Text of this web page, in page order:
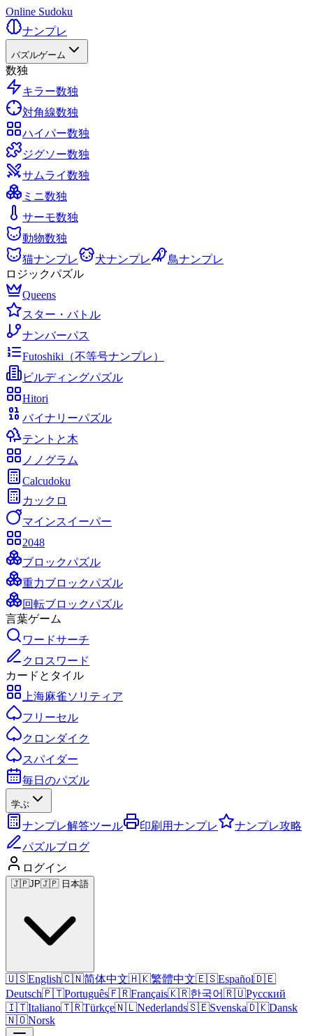
Online Sudoku
ナンプレ
パズルゲーム
数独
キラー数独
対角線数独
ハイパー数独
ジグソー数独
サムライ数独
ミニ数独
サーモ数独
動物数独
猫ナンプレ
犬ナンプレ
鳥ナンプレ
ロジックパズル
Queens
スター・バトル
ナンバーパス
Futoshiki（不等号ナンプレ）
ビルディングパズル
Hitori
バイナリーパズル
テントと木
ノノグラム
Calcudoku
カックロ
マインスイーパー
2048
ブロックパズル
重力ブロックパズル
回転ブロックパズル
言葉ゲーム
ワードサーチ
クロスワード
カードとタイル
上海麻雀ソリティア
フリーセル
クロンダイク
スパイダー
毎日のパズル
学ぶ
ナンプレ解答ツール 印刷用ナンプレ
ナンプレ攻略
パズルブログ
ログイン
🇯🇵JP🇯🇵 日本語
🇺🇸English🇨🇳简体中文🇭🇰繁體中文🇪🇸Español🇩🇪
Deutsch🇵🇹Português🇫🇷Français🇰🇷한국어🇷🇺Русский
🇮🇹Italiano🇹🇷Türkçe🇳🇱Nederlands🇸🇪Svenska🇩🇰Dansk
🇳🇴Norsk